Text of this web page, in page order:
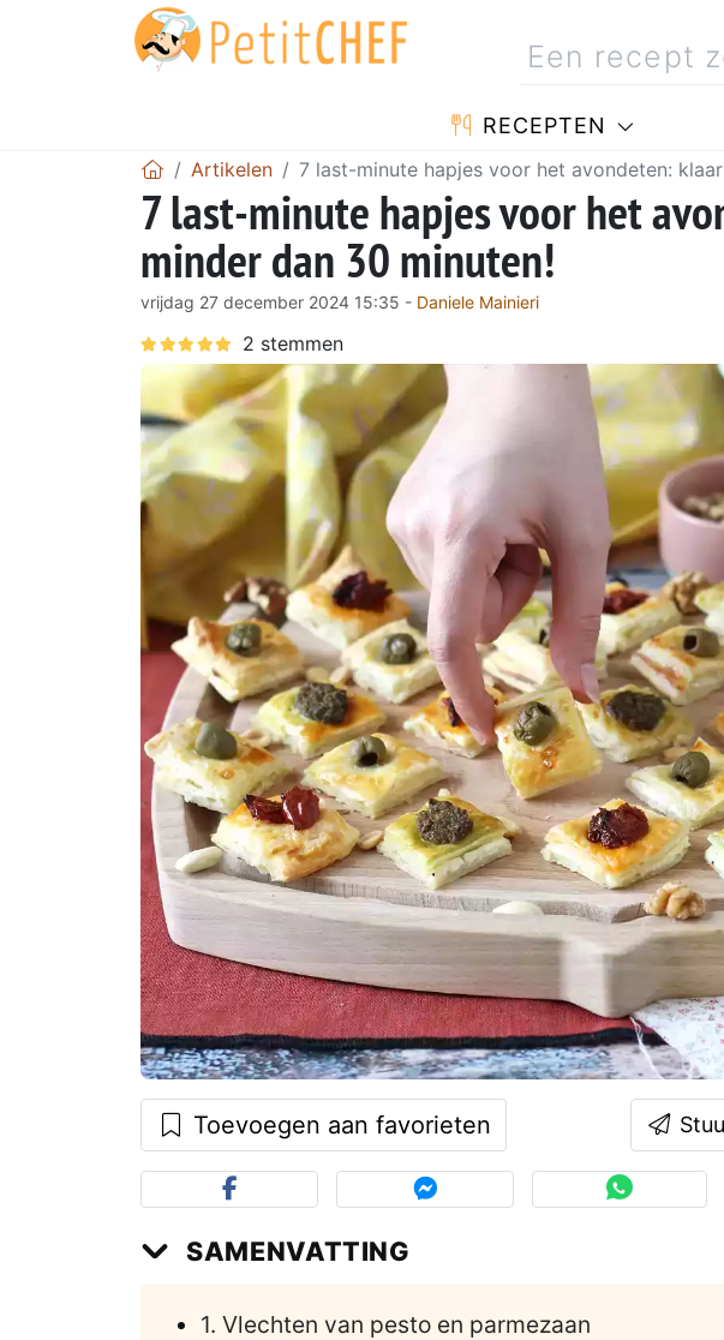
RECEPTEN
Artikelen 7 last-minute hapjes voor het avondeten:
7 last-minute hapjes voor het
minder dan 30 minuten!
vrijdag 27 december 2024 15:35 - Daniele Mainieri
Toevoegen aan favorieten
SAMENVATTING
1. Vlechten van pesto en parmezaan